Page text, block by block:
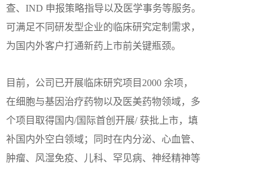
查、IND 申报策略指导以及医学事务等服务。
可满足不同研发型企业的临床研究定制需求，
为国内外客户打通新药上市前关键瓶颈。
目前，公司已开展临床研究项目2000 余项，
在细胞与基因治疗药物以及医美药物领域，多
个项目取得国内/国际首创开展/ 获批上市，填
补国内外空白领域；同时在内分泌、心血管、
肿瘤、风湿免疫、儿科、罕见病、神经精神等